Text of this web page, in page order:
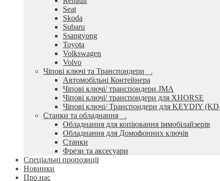
Seat
Skoda
Subaru
Ssangyong
Toyota
Volkswagen
Volvo
Чіпові ключі та Транспондери
Розгорнуте
вкладене
меню
Автомобільні Контейнера
Чіпові ключі/ транспондери JMA
Чіпові ключі/ транспондери для XHORSE
Чіпові ключі/ Транспондери для KEYDIY
Станки та обладнання
Розгорнуте
вкладене
меню
Обладнання для копіювання іммобілайзерів
Обладнання для Домофонних ключів
Станки
Фрези та аксесуари
Спеціальні пропозиції
Новинки
Про нас